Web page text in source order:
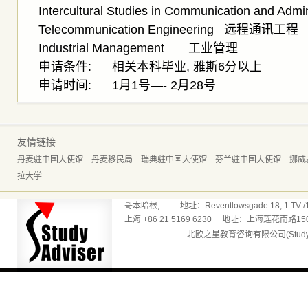
Intercultural Studies in Communication and
Telecommunication Engineering 远程通讯工程
Industrial Management 工业管理
申请条件: 相关本科毕业, 雅斯6分以上
申请时间: 1月1号—- 2月28号
友情链接
丹麦驻中国大使馆 丹麦移民局 瑞典驻中国大使馆 芬兰驻中国大使馆
挪威
拉大学
哥本哈根; 地址：Reventlowsgade 18, 1 TV /
上海 +86 21 5169 6230 地址：上海莲花南路
北欧之星教育咨询有限公司